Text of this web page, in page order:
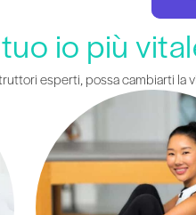
io più
esperti, possa cambiarti la